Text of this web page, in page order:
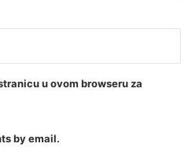
u ovom browseru za
by email.